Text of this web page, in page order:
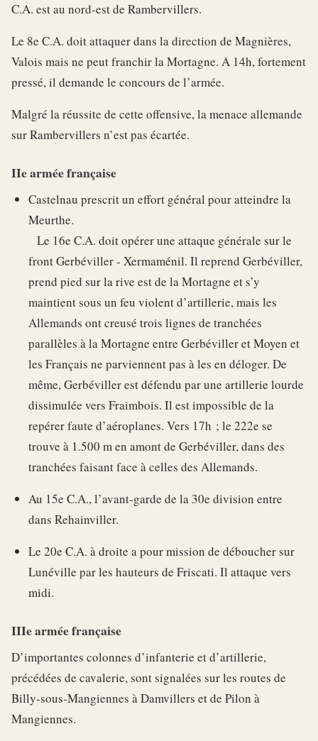
C.A. est au nord-est de Rambervillers.
Le 8e C.A. doit attaquer dans la direction de Magnières,
Valois mais ne peut franchir la Mortagne. A 14h, fortement
pressé, il demande le concours de l’armée.
Malgré la réussite de cette offensive, la menace allemande
sur Rambervillers n’est pas écartée.
IIe armée française
Castelnau prescrit un effort général pour atteindre la
Meurthe.
Le 16e C.A. doit opérer une attaque générale sur le
front Gerbéviller - Xermaménil. Il reprend Gerbéviller,
prend pied sur la rive est de la Mortagne et s’y
maintient sous un feu violent d’artillerie, mais les
Allemands ont creusé trois lignes de tranchées
parallèles à la Mortagne entre Gerbéviller et Moyen et
les Français ne parviennent pas à les en déloger. De
même, Gerbéviller est défendu par une artillerie lourde
dissimulée vers Fraimbois. Il est impossible de la
repérer faute d’aéroplanes. Vers 17h ; le 222e se
trouve à 1.500 m en amont de Gerbéviller, dans des
tranchées faisant face à celles des Allemands.
Au 15e C.A., l’avant-garde de la 30e division entre
dans Rehainviller.
Le 20e C.A. à droite a pour mission de déboucher sur
Lunéville par les hauteurs de Friscati. Il attaque vers
midi.
IIIe armée française
D’importantes colonnes d’infanterie et d’artillerie,
précédées de cavalerie, sont signalées sur les routes de
Billy-sous-Mangiennes à Damvillers et de Pilon à
Mangiennes.